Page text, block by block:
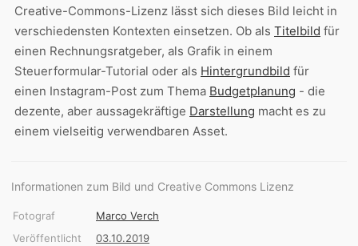
Creative-Commons-Lizenz lässt sich dieses Bild leicht in
verschiedensten Kontexten einsetzen. Ob als Titelbild für
einen Rechnungsratgeber, als Grafik in einem
Steuerformular-Tutorial oder als Hintergrundbild für
einen Instagram-Post zum Thema Budgetplanung - die
dezente, aber aussagekräftige Darstellung macht es zu
einem vielseitig verwendbaren Asset.
Informationen zum Bild und Creative Commons Lizenz
Fotograf
Marco Verch
Veröffentlicht
03.10.2019